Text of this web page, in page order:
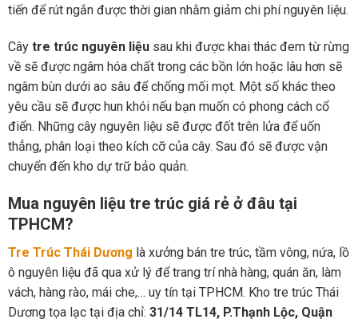
tiến để rút ngắn được thời gian nhằm giảm chi phí nguyên liệu.
Cây tre trúc nguyên liệu sau khi được khai thác đem từ rừng
về sẽ được ngâm hóa chất trong các bồn lớn hoặc lâu hơn sẽ
ngâm bùn dưới ao sâu để chống mối mọt. Một số khác theo
yêu cầu sẽ được hun khói nếu bạn muốn có phong cách cổ
điển. Những cây nguyên liệu sẽ được đốt trên lửa để uốn
thẳng, phân loại theo kích cỡ của cây. Sau đó sẽ được vận
chuyển đến kho dự trữ bảo quản.
Mua nguyên liệu tre trúc giá rẻ ở đâu tại
TPHCM?
Tre Trúc Thái Dương là xưởng bán tre trúc, tầm vông, nứa, lồ
ô nguyên liệu đã qua xử lý để trang trí nhà hàng, quán ăn, làm
vách, hàng rào, mái che,… uy tín tại TPHCM. Kho tre trúc Thái
Dương tọa lạc tại địa chỉ: 31/14 TL14, P.Thạnh Lộc, Quận